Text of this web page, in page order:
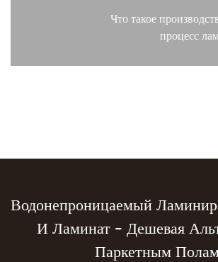
Что такое
процесс
Водонепроницаемый
И Ламинат - Дешевая
Паркетным